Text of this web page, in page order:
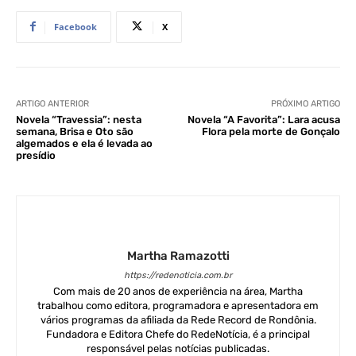
Facebook X
ARTIGO ANTERIOR
Novela “Travessia”: nesta
semana, Brisa e Oto são
algemados e ela é levada ao
presídio
PRÓXIMO ARTIGO
Novela “A Favorita”: Lara acusa
Flora pela morte de Gonçalo
Martha Ramazotti
https://redenoticia.com.br
Com mais de 20 anos de experiência na área, Martha
trabalhou como editora, programadora e apresentadora em
vários programas da afiliada da Rede Record de Rondônia.
Fundadora e Editora Chefe do RedeNotícia, é a principal
responsável pelas notícias publicadas.